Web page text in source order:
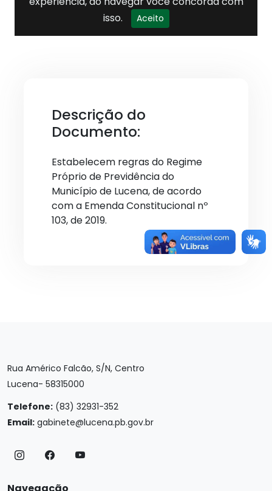
Descrição do
Documento:
Estabelecem regras do Regime
Próprio de Previdência do
Município de Lucena, de acordo
com a Emenda Constitucional nº
103, de 2019.
Rua Américo Falcão, S/N, Centro
Lucena- 58315000
Telefone: (83) 32931-352
Email: gabinete@lucena.pb.gov.br